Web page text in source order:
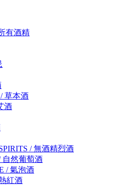
有酒精
/草本酒
酒
/無酒精烈酒
自然葡萄酒
/氣泡酒
紅酒